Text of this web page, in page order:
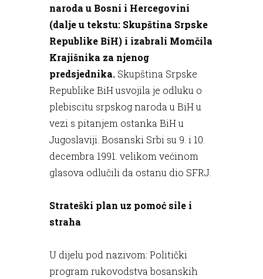
naroda u Bosni i Hercegovini
(dalje u tekstu: Skupština Srpske
Republike BiH) i izabrali Momčila
Krajišnika za njenog
predsjednika. Skupština Srpske
Republike BiH usvojila je odluku o
plebiscitu srpskog naroda u BiH u
vezi s pitanjem ostanka BiH u
Jugoslaviji. Bosanski Srbi su 9. i 10.
decembra 1991. velikom većinom
glasova odlučili da ostanu dio SFRJ.
Strateški plan uz pomoć sile i
straha
U dijelu pod nazivom: Politički
program rukovodstva bosanskih